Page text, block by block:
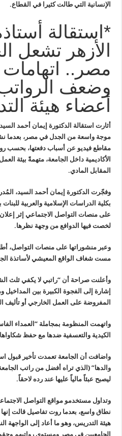
الإنسانية التي طالت كثيرا في القطاع.
*استقالة
الأزهر تشعل
مصر.. اتهامات
وضعف
أعضاء هيئة
أثارت استقالة الدكتورة إيمان أحمد
موجة واسعة من الجدل في مصر، بعدما
مقاطع فيديو عن أسباب دفعتها، بحسب
الأكاديمية داخل الجامعة، متهمةً بيئة العمل
المقابل المادي.
وفجّرت الدكتورة إيمان أحمد السيد،
بكلية الدراسات الإسلامية والعربية
على منصات التواصل الاجتماعي إثر
لخصت فيها الدوافع من وجهة نظرها.
وعبر منشوراتها على منصات التواصل،
مست شغاف الواقع المعيشي لأساتذة
وأعلنت صراحة أن “راتبي لا يكفي ثلث
إشارة إلى الفجوة الكبيرة بين المداخيل
المفروضة على العمل الخارجي أو تأليف
واتهمت المنظومة بمجاملة “العمداء
الكيدية والتعسفية ضدها مع حفظ
واضافت أن الجامعة تعمدت تأخير قبول
والدها” (الذي تراه أفضل من راتب
ليصبح عبئاً مالياً عليها عند رده لاحقاً.
وتداول مستخدمو مواقع التواصل
نطاق واسع، بعدما روت تفاصيل قالت
هيئة التدريس، وهو ما أعاد إلى الواجهة
الجامعيين في مصر ومستوى رواتبهم